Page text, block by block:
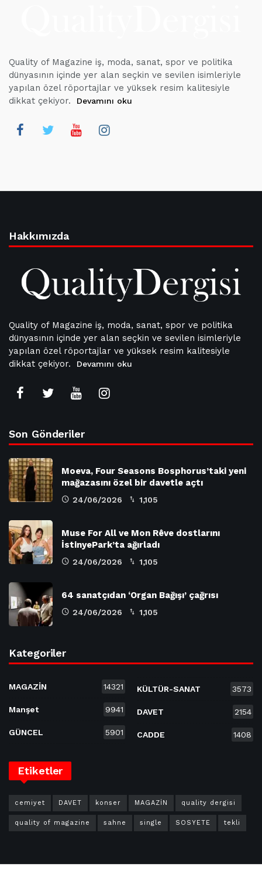
Quality of Magazine iş, moda, sanat, spor ve politika
dünyasının içinde yer alan seçkin ve sevilen isimleriyle
yapılan özel röportajlar ve yüksek resim kalitesiyle
dikkat çekiyor.
Devamını oku
Hakkımızda
Quality of Magazine iş, moda, sanat, spor ve politika
dünyasının içinde yer alan seçkin ve sevilen isimleriyle
yapılan özel röportajlar ve yüksek resim kalitesiyle
dikkat çekiyor.
Devamını oku
Son Gönderiler
Moeva, Four Seasons Bosphorus’taki yeni
mağazasını özel bir davetle açtı
24/06/2026 1,105
Muse For All ve Mon Rêve dostlarını
İstinyePark’ta ağırladı
24/06/2026 1,105
64 sanatçıdan ‘Organ Bağışı’ çağrısı
24/06/2026 1,105
Kategoriler
MAGAZİN 14321
Manşet 9941
GÜNCEL 5901
KÜLTÜR-SANAT 3573
DAVET 2154
CADDE 1408
Etiketler
cemiyet DAVET konser MAGAZİN quality dergisi
quality of magazine sahne single SOSYETE tekli